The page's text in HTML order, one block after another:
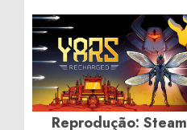
Reprodução: Steam